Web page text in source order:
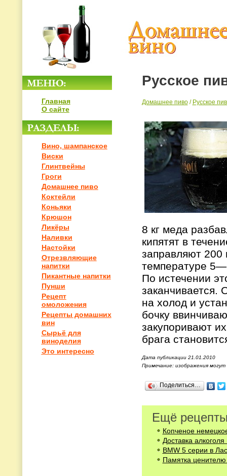
Главная
О сайте
Вино, шампанское
Виски
Глинтвейны
Гроги
Домашнее пиво
Коктейли
Коньяки
Крюшон
Ликёры
Наливки
Настойки
Отрезвляющие
напитки
Пикантные напитки
Пунши
Рецепт
омоложения
Рецепты домашних
вин
Сырьё для
виноделия
Это интересно
Русское
Домашнее пиво/ Русское
8 кг меда
кипятят в
заправляют 200
температуре
По истечении
заканчивается.
на холод и
бочку
закупоривают
брага
Дата публикации 21.01.2010
Примечание: изображения
Поделиться…
Ещё
Копченое
Доставка
BMW 5 серии в
Памятка